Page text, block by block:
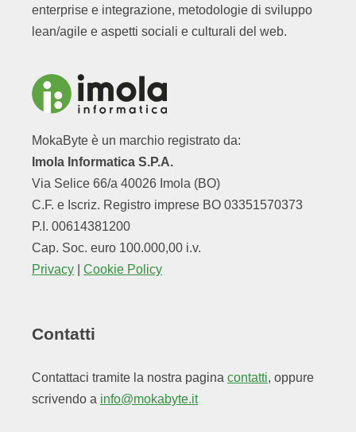
enterprise e integrazione, metodologie di sviluppo
lean/agile e aspetti sociali e culturali del web.
MokaByte è un marchio registrato da:
Imola Informatica S.P.A.
Via Selice 66/a 40026 Imola (BO)
C.F. e Iscriz. Registro imprese BO 03351570373
P.I. 00614381200
Cap. Soc. euro 100.000,00 i.v.
Privacy
Cookie Policy
Contatti
Contattaci tramite la nostra pagina contatti, oppure
scrivendo a info@mokabyte.it